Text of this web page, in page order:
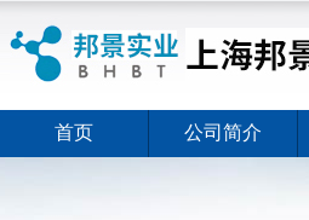
首页 公司简介